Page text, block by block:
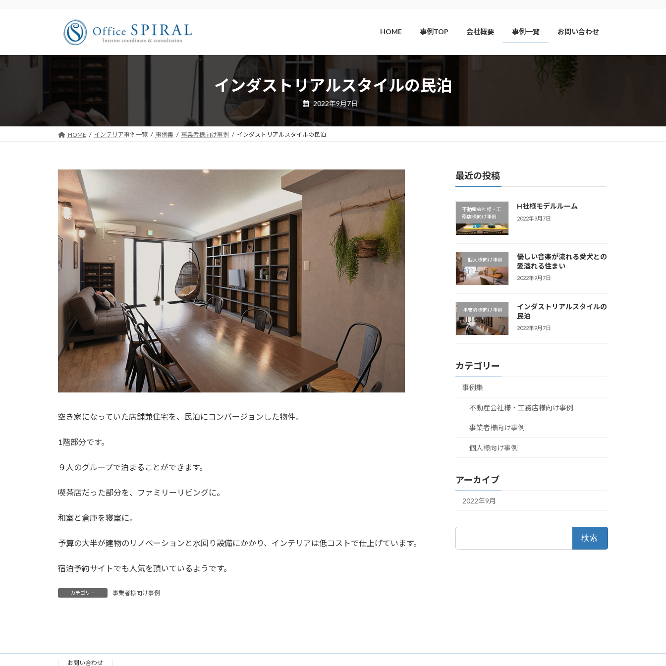
ツ
へ
シ
ョ
HOME 事例TOP 会社概要 事例一覧 お問い合わせ
インダストリアルスタイルの民泊
2022年9月7日
HOME インテリア事例一覧 事例集 事業者様向け事例 インダストリアルスタイルの民泊
空き家になっていた店舗兼住宅を、民泊にコンバージョンした物件。
1階部分です。
９人のグループで泊まることができます。
喫茶店だった部分を、ファミリーリビングに。
和室と倉庫を寝室に。
予算の大半が建物のリノベーションと水回り設備にかかり、インテリアは低コストで仕上げています。
宿泊予約サイトでも人気を頂いているようです。
カテゴリー 事業者様向け事例
最近の投稿
不動産会社様・工
務店様向け事例
H社様モデルルーム
2022年9月7日
個人様向け事例
優しい音楽が流れる愛犬との
愛溢れる住まい
2022年9月7日
事業者様向け事例
インダストリアルスタイルの
民泊
2022年9月7日
カテゴリー
事例集
不動産会社様・工務店様向け事例
事業者様向け事例
個人様向け事例
アーカイブ
2022年9月
お問い合わせ